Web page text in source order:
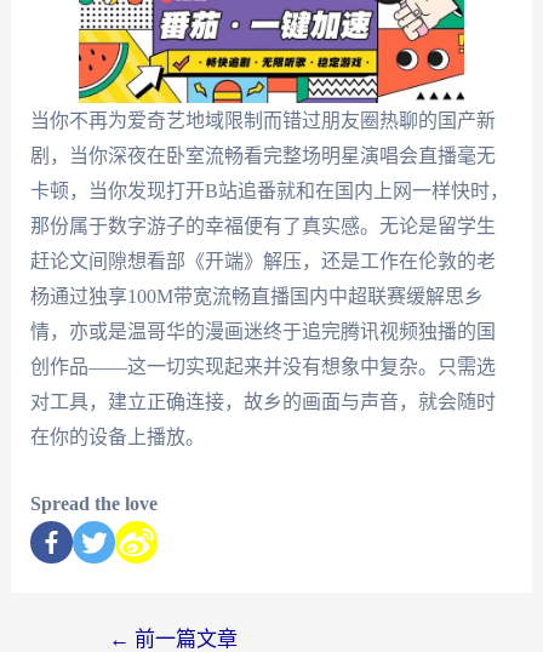
当你不再为爱奇艺地域限制而错过朋友圈热聊的国产新
剧，当你深夜在卧室流畅看完整场明星演唱会直播毫无
卡顿，当你发现打开B站追番就和在国内上网一样快时，
那份属于数字游子的幸福便有了真实感。无论是留学生
赶论文间隙想看部《开端》解压，还是工作在伦敦的老
杨通过独享100M带宽流畅直播国内中超联赛缓解思乡
情，亦或是温哥华的漫画迷终于追完腾讯视频独播的国
创作品——这一切实现起来并没有想象中复杂。只需选
对工具，建立正确连接，故乡的画面与声音，就会随时
在你的设备上播放。
Spread the love
← 前一篇文章